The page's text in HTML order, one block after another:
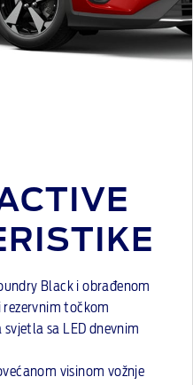
Black i obrađenom
točkom
sa LED dnevnim
visinom vožnje